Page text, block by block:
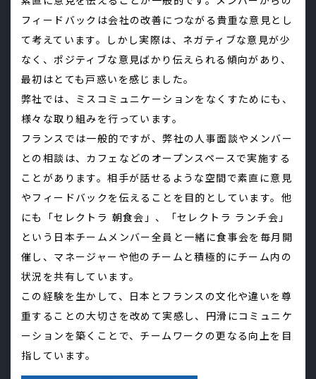
フィードバックは会社の改善につながる貴重な意見とし
て考えています。しかし実際は、ネガティブな意見が少
なく、ポジティブな意見ばかり伝えられる傾向があり、
最初はとても戸惑いを感じました。
弊社では、ミスコミュニケーションをなくすためにも、
様々な取り組みを行っています。
フランスでは一般的ですが、弊社の人事面談やメンバー
との相談は、カフェなどのオープンスペースで実施する
ことがあります。相手が話せるような空間で素直に意見
やフィードバックを伝えることを目的としています。他
にも「セレクトラ 朝食会」、「セレクトラ ランチ会」
という日本チームメンバー全員と一緒に食事会を毎月開
催し、マネージャーや他のチームと積極的にチーム内の
状況を共有しています。
この経験を生かして、日本とフランスの文化や違いを尊
重することの大切さを改めて実感し、円滑にコミュニケ
ーションを築くことで、チームワークの更なる向上を目
指しています。